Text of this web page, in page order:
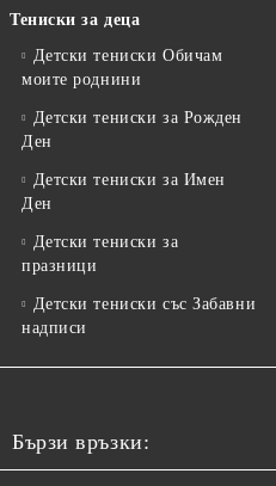
Тениски за деца
Детски тениски Обичам
моите роднини
Детски тениски за Рожден
Ден
Детски тениски за Имен
Ден
Детски тениски за
празници
Детски тениски със Забавни
надписи
Бързи връзки: